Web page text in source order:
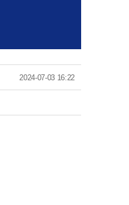
2024-07-03 16:22